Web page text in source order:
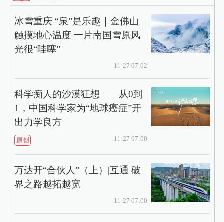
冰雪重庆 “泉”是乐趣｜金佛山
触摸地心温度 一片南国雪原风
光很“哇噻”
11-27 07:02
科学痴人的沙漠狂想——从0到
1，中国科学家为“地球癌症”开
出力学良方
原创 11-27 07:00
万达开“合伙人”（上）|互通 破
界之路越拓越宽
11-27 07:00